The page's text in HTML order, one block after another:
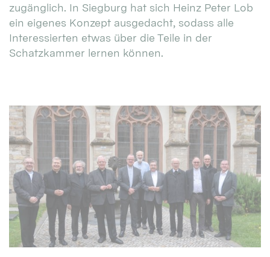
zugänglich. In Siegburg hat sich Heinz Peter Lob
ein eigenes Konzept ausgedacht, sodass alle
Interessierten etwas über die Teile in der
Schatzkammer lernen können.